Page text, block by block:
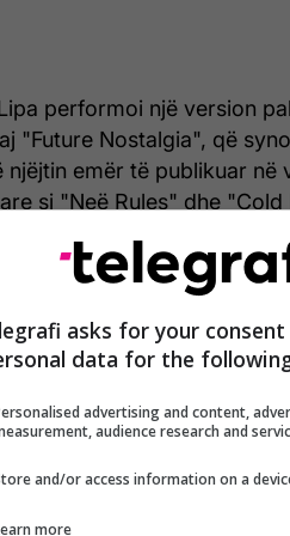
performoi një version
"Future Nostalgia", që
emër të publikuar në
si "Neë Rules" dhe
asks for your
data for the
advertising and content,
audience research and
and/or access information on a
more